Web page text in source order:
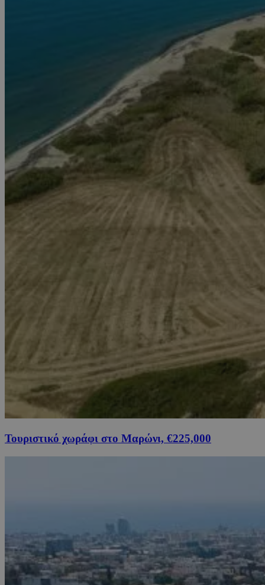
Τουριστικό χωράφι στο Μαρώνι, €225,000